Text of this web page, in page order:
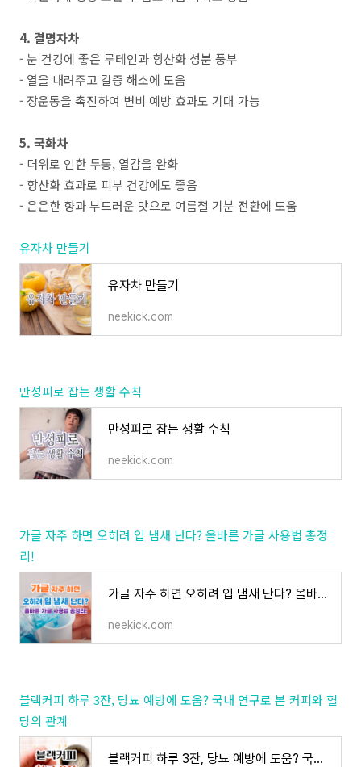
4. 결명자차
- 눈 건강에 좋은 루테인과 항산화 성분 풍부
- 열을 내려주고 갈증 해소에 도움
- 장운동을 촉진하여 변비 예방 효과도 기대 가능
5. 국화차
- 더위로 인한 두통, 열감을 완화
- 항산화 효과로 피부 건강에도 좋음
- 은은한 향과 부드러운 맛으로 여름철 기분 전환에 도움
유자차 만들기
유자차 만들기
neekick.com
만성피로 잡는 생활 수칙
만성피로 잡는 생활 수칙
neekick.com
가글 자주 하면 오히려 입 냄새 난다? 올바른 가글 사용법 총정
리!
가글 자주 하면 오히려 입 냄새 난다? 올바른 가글 사용법 총정리!
neekick.com
블랙커피 하루 3잔, 당뇨 예방에 도움? 국내 연구로 본 커피와 혈
당의 관계
블랙커피 하루 3잔, 당뇨 예방에 도움? 국내 연구로 본 커피와 혈당의 관계